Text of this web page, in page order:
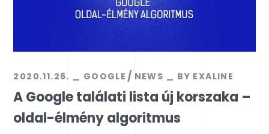
2020.11.26. GOOGLE NEWS BY EXALINE
A Google találati lista új korszaka –
oldal-élmény algoritmus